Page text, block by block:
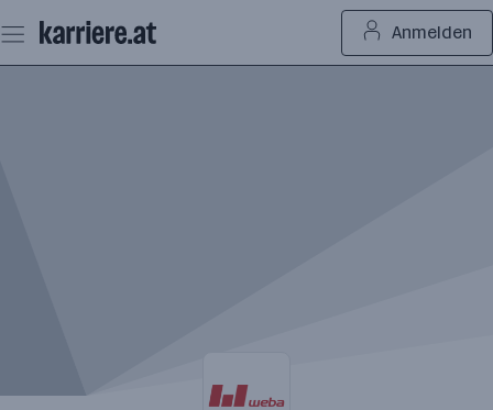
Seiteninhalt
springen
Anmelden